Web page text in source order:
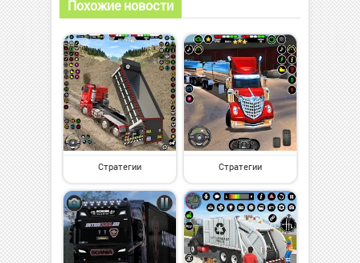
Похожие новости
Стратегии Стратегии